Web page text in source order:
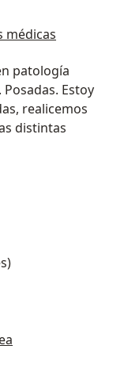
médicas
patología
Estoy
realicemos
distintas